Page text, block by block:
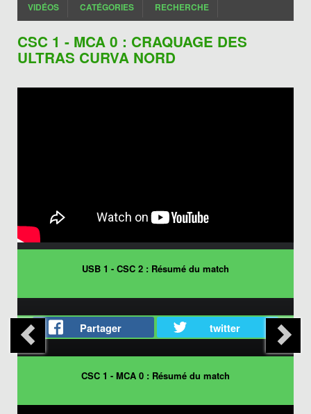
VIDÉOS CATÉGORIES RECHERCHE
CSC 1 - MCA 0 : CRAQUAGE DES
ULTRAS CURVA NORD
USB 1 - CSC 2 : Résumé du match
Partager twitter
CSC 1 - MCA 0 : Résumé du match